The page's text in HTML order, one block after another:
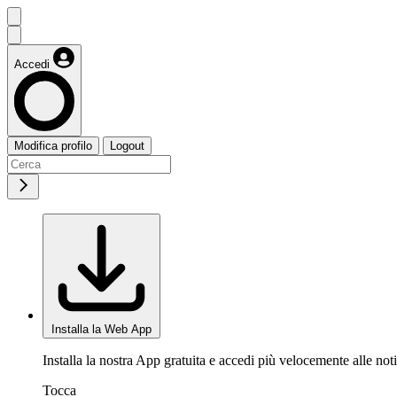
Accedi
Modifica profilo Logout
Installa la Web App
Installa la nostra App gratuita e accedi più velocemente alle
Tocca